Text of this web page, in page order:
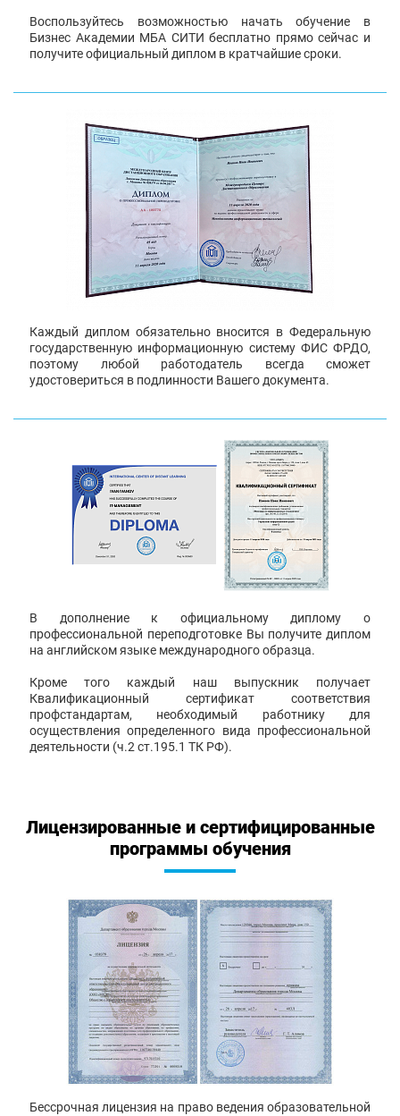
Воспользуйтесь возможностью начать обучение в
Бизнес Академии МБА СИТИ бесплатно прямо сейчас и
получите официальный диплом в кратчайшие сроки.
Каждый диплом обязательно вносится в Федеральную
государственную информационную систему ФИС ФРДО,
поэтому любой работодатель всегда сможет
удостовериться в подлинности Вашего документа.
В дополнение к официальному диплому о
профессиональной переподготовке Вы получите диплом
на английском языке международного образца.
Кроме того каждый наш выпускник получает
Квалификационный сертификат соответствия
профстандартам, необходимый работнику для
осуществления определенного вида профессиональной
деятельности (ч.2 ст.195.1 ТК РФ).
Лицензированные и сертифицированные
программы обучения
Бессрочная лицензия на право ведения образовательной